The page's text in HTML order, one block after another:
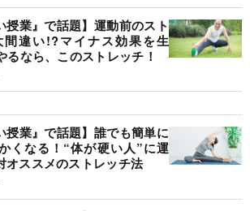
授業』で話題】運動前のスト
間違い!?マイナス効果を生
なら、このストレッチ！
授業』で話題】誰でも簡単に
くなる！“体が硬い人”に運
オススメのストレッチ法